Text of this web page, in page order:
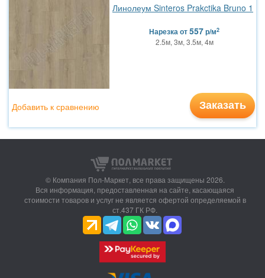
Линолеум Sinteros Prakctika Bruno 1
Нарезкаот557р/м2
2.5м, 3м, 3.5м, 4м
Заказать
Добавить к сравнению
© Компания Пол-Маркет, все права защищены 2026.
Вся информация, предоставленная на сайте, касающаяся
стоимости товаров и услуг не является офертой определяемой в
ст.437 ГК РФ.